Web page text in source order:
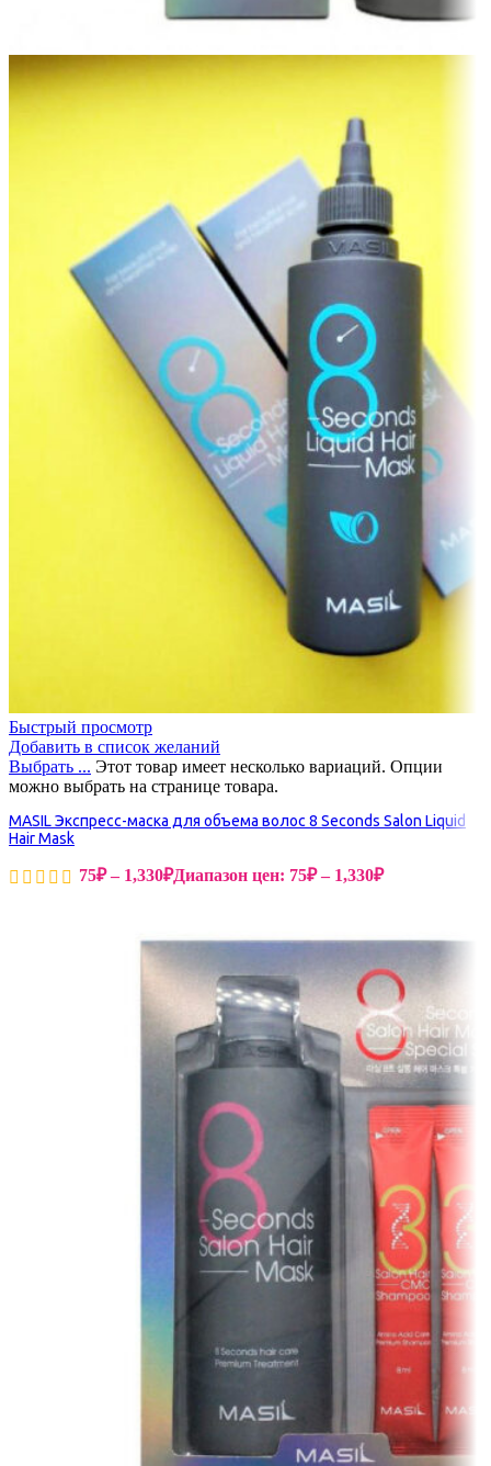
Быстрый просмотр
Добавить в список желаний
Выбрать ... Этот товар имеет несколько вариаций. Опции
можно выбрать на странице товара.
MASIL Экспресс-маска для объема волос 8 Seconds Salon Liquid
Hair Mask
75₽ – 1,330₽Диапазон цен: 75₽ – 1,330₽